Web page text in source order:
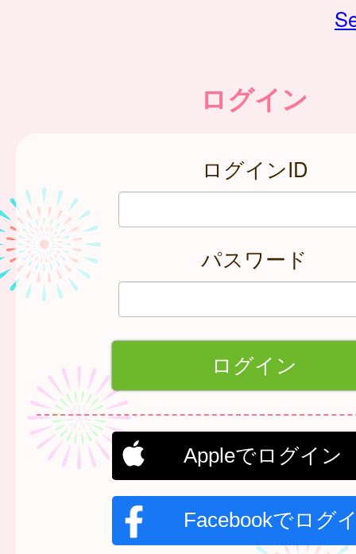
ログイン
ログインID
パスワード
Appleでログイン
Facebookでログ